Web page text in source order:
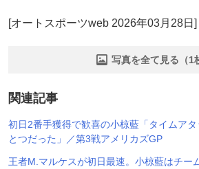
[オートスポーツweb 2026年03月28日]
写真を全て見る（1
関連記事
初日2番手獲得で歓喜の小椋藍「タイムア
とつだった」／第3戦アメリカズGP
王者M.マルケスが初日最速。小椋藍はチー